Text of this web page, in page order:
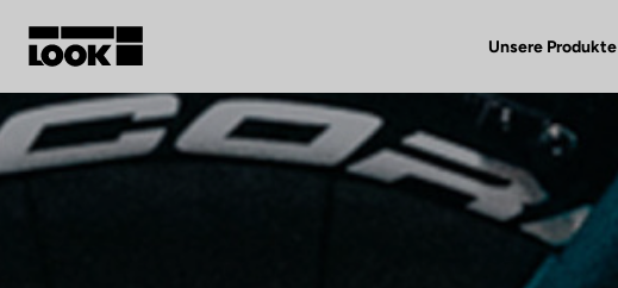
Unsere Produkte
Mein Benutzerkonto
Unsere Händler